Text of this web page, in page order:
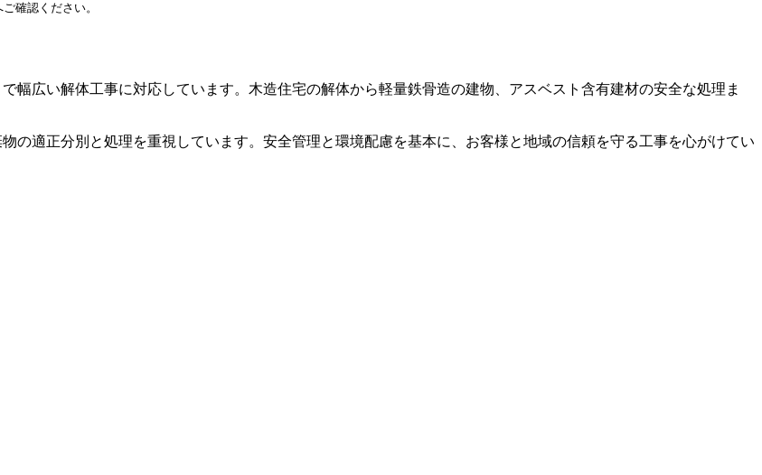
確認ください。
幅広い解体工事に対応しています。木造住宅の解体から軽量鉄骨造の建物、アスベスト含有建材の安全な処理ま
の適正分別と処理を重視しています。安全管理と環境配慮を基本に、お客様と地域の信頼を守る工事を心がけてい